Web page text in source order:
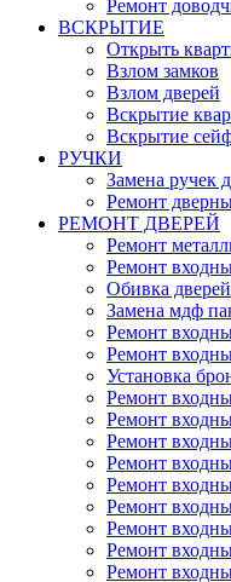
Ремонт
ВСКРЫТИЕ
Открыть
Взлом замков
Взлом дверей
Вскрытие
Вскрытие
РУЧКИ
Замена ручек
Ремонт
РЕМОНТ ДВЕРЕЙ
Ремонт
Ремонт
Обивка дверей
Замена мдф
Ремонт
Ремонт
Установка
Ремонт
Ремонт
Ремонт
Ремонт
Ремонт
Ремонт
Ремонт
Ремонт
Ремонт